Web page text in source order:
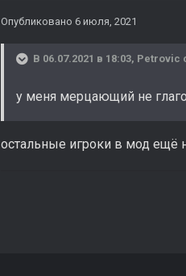
Опубликовано 6 июля, 2021
В 06.07.2021 в 18:03, Petrovic
у меня мерцающий не
остальные игроки в мод